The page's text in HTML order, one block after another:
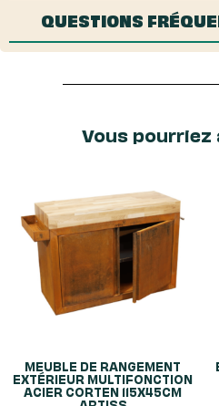
QUESTIONS
Vous pourriez
MEUBLE DE RANGEMENT
EXTÉRIEUR MULTIFONCTION
ACIER CORTEN 115X45CM